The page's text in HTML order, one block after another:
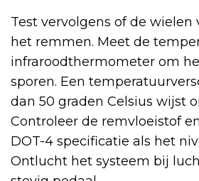
Test vervolgens of de wielen
het remmen. Meet de
infraroodthermometer om
sporen. Een
dan 50 graden Celsius wijst
Controleer de remvloeistof
DOT-4 specificatie als het
Ontlucht het systeem bij